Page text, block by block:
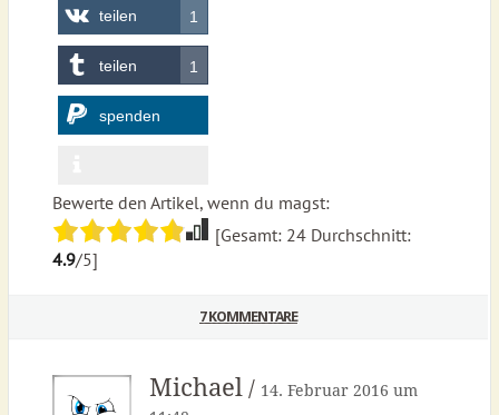
teilen 1
teilen 1
spenden
Bewerte den Artikel, wenn du magst:
[Gesamt: 24Durchschnitt:
4.9/5]
7 KOMMENTARE
Michael/ 14. Februar 2016 um